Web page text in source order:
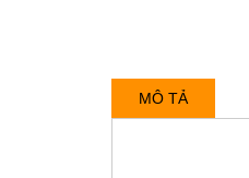
MÔ TẢ